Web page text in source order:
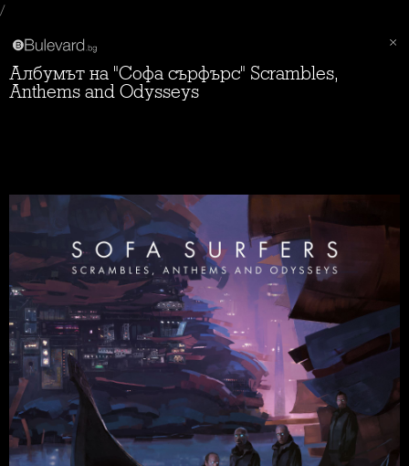
/
Албумът на "Софа сърфърс" Scrambles,
Anthems and Odysseys